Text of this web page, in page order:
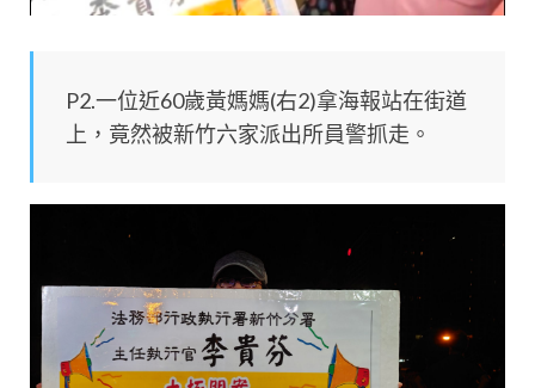
P2.一位近60歲黃媽媽(右2)拿海報站在街道
上，竟然被新竹六家派出所員警抓走。